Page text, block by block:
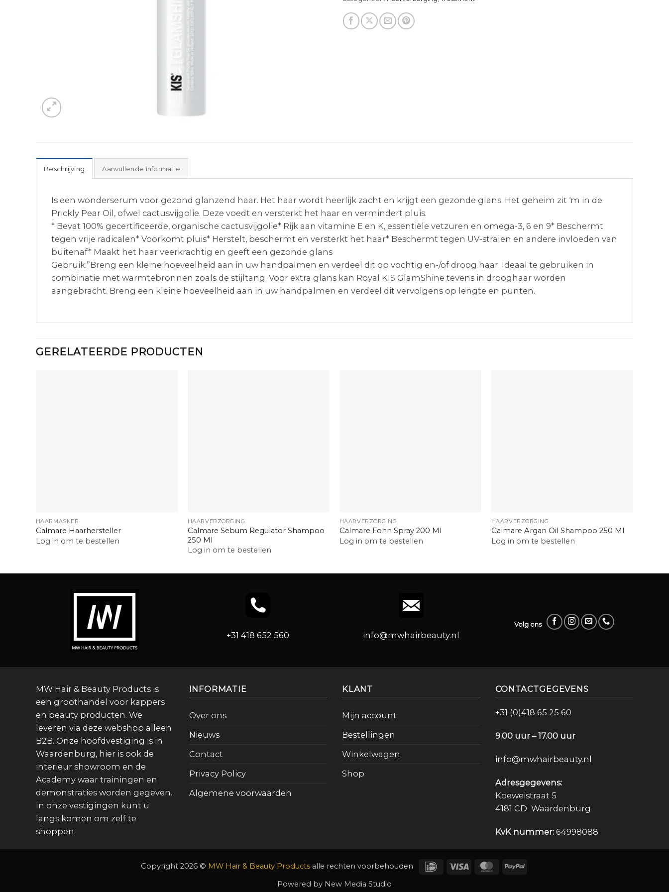
Beschrijving Aanvullende informatie
Is een wonderserum voor gezond glanzend haar. Het haar wordt heerlijk zacht en krijgt een gezonde glans. Het geheim zit ‘m in de
Prickly Pear Oil, ofwel cactusvijgolie. Deze voedt en versterkt het haar en vermindert pluis.
* Bevat 100% gecertificeerde, organische cactusvijgolie* Rijk aan vitamine E en K, essentiële vetzuren en omega-3, 6 en 9* Beschermt
tegen vrije radicalen* Voorkomt pluis* Herstelt, beschermt en versterkt het haar* Beschermt tegen UV-stralen en andere invloeden van
buitenaf* Maakt het haar veerkrachtig en geeft een gezonde glans
Gebruik:”Breng een kleine hoeveelheid aan in uw handpalmen en verdeel dit op vochtig en-/of droog haar. Ideaal te gebruiken in
combinatie met warmtebronnen zoals de stijltang. Voor extra glans kan Royal KIS GlamShine tevens in drooghaar worden
aangebracht. Breng een kleine hoeveelheid aan in uw handpalmen en verdeel dit vervolgens op lengte en punten.
GERELATEERDE PRODUCTEN
HAARMASKER
Calmare Haarhersteller
Log in om te bestellen
HAARVERZORGING
Calmare Sebum Regulator Shampoo
250 Ml
Log in om te bestellen
HAARVERZORGING
Calmare Fohn Spray 200 Ml
Log in om te bestellen
HAARVERZORGING
Calmare Argan Oil Shampoo 250 Ml
Log in om te bestellen
+31 418 652 560 info@mwhairbeauty.nl
Volg ons
MW Hair & Beauty Products is
een groothandel voor kappers
en beauty producten. We
leveren via deze webshop alleen
B2B. Onze hoofdvestiging is in
Waardenburg, hier is ook de
interieur showroom en de
Academy waar trainingen en
demonstraties worden gegeven.
In onze vestigingen kunt u
langs komen om zelf te
shoppen.
INFORMATIE
Over ons
Nieuws
Contact
Privacy Policy
Algemene voorwaarden
KLANT
Mijn account
Bestellingen
Winkelwagen
Shop
CONTACTGEGEVENS
+31 (0)418 65 25 60
9.00 uur – 17.00 uur
info@mwhairbeauty.nl
Adresgegevens:
Koeweistraat 5
4181 CD Waardenburg
KvK nummer:64998088
Copyright 2026 © MW Hair & Beauty Productsalle rechten voorbehouden IDeal Visa MasterCardPayPal
Powered by New Media Studio